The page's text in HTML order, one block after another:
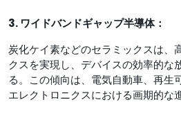
3. ワイドバンドギャップ半導体：
炭化ケイ素などのセラミックスは、
クスを実現し、デバイスの効率的な
る。この傾向は、電気自動車、再生
エレクトロニクスにおける画期的な